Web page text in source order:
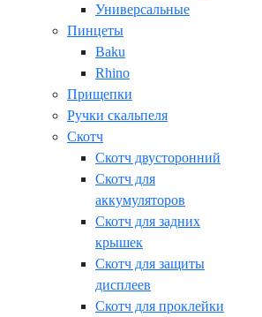
Универсальные
Пинцеты
Baku
Rhino
Прищепки
Ручки скальпеля
Скотч
Скотч двусторонний
Скотч для
аккумуляторов
Скотч для задних
крышек
Скотч для защиты
дисплеев
Скотч для проклейки